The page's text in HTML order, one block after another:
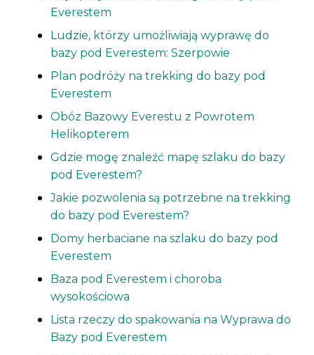
Everestem
Ludzie, którzy umożliwiają wyprawę do
bazy pod Everestem: Szerpowie
Plan podróży na trekking do bazy pod
Everestem
Obóz Bazowy Everestu z Powrotem
Helikopterem
Gdzie mogę znaleźć mapę szlaku do bazy
pod Everestem?
Jakie pozwolenia są potrzebne na trekking
do bazy pod Everestem?
Domy herbaciane na szlaku do bazy pod
Everestem
Baza pod Everestem i choroba
wysokościowa
Lista rzeczy do spakowania na Wyprawa do
Bazy pod Everestem